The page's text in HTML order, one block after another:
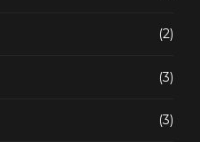
(2)
(3)
(3)